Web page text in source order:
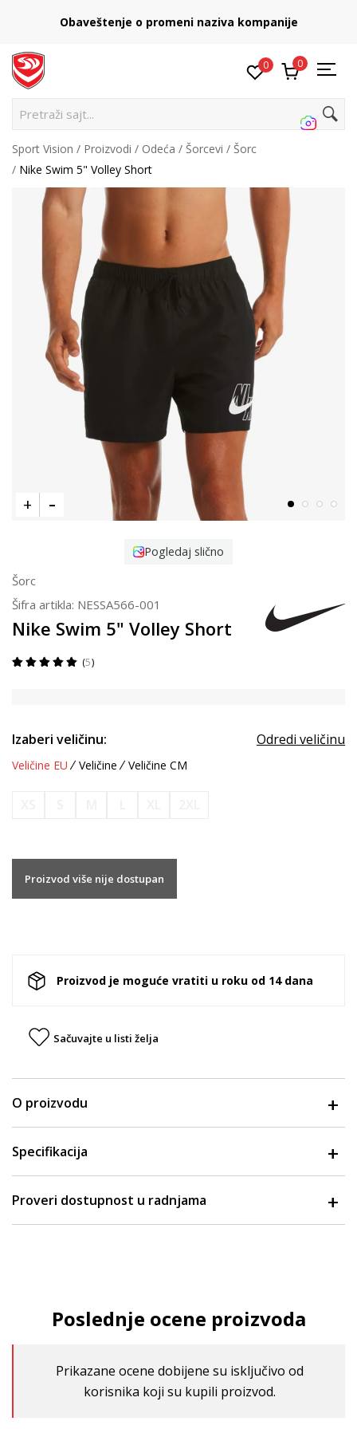
Obaveštenje o promeni naziva kompanije
0 0
Pretraži sajt...
Sport Vision Proizvodi Odeća Šorcevi
Šorc
Nike Swim 5" Volley Short
Pogledaj slično
Šorc
Šifra artikla: NESSA566-001
Nike Swim 5" Volley Short
5
Izaberi veličinu: Odredi veličinu
Veličine EU Veličine Veličine CM
Proizvod više nije dostupan
Proizvod je moguće vratiti u roku od 14 dana
Sačuvajte u listi želja
O proizvodu
Specifikacija
Proveri dostupnost u radnjama
Poslednje ocene proizvoda
Prikazane ocene dobijene su isključivo od
korisnika koji su kupili proizvod.